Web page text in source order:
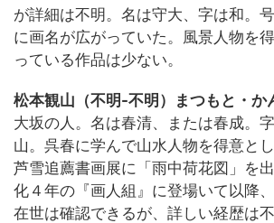
が詳細は不明。名は守大、字は和。
に画名が広がっていた。風景人物を
っている作品は少ない。
松本観山（不明-不明）まつもと・か
大坂の人。名は春清、または春成。
山。呉春に学んで山水人物を得意と
芦雪追薦書画展に「雨中荷花図」を
化４年の『画人組』に登場いて以降
在世は確認できるが、詳しい経歴は